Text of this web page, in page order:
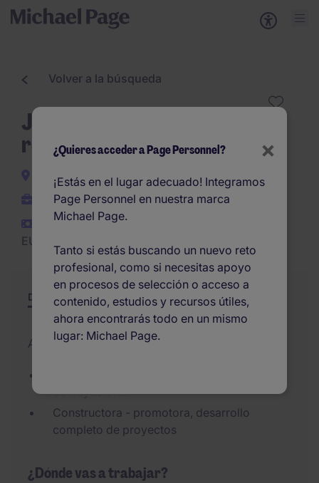
Volver a la búsqueda
Jefe de Produccion
residencial (h/m)
Madrid
Permanente
EUR35.000 -
EUR38.000 por año
Descripción Resumen Otras ofertas
Added 20/07/2026
de trayectoria
Constructora - promotora, desarrollo
completo de proyectos
¿Dónde vas a trabajar?
×
¿Quieres acceder a Page Personnel?
¡Estás en el lugar adecuado! Integramos
Page Personnel en nuestra marca
Michael Page.
Tanto si estás buscando un nuevo reto
profesional, como si necesitas apoyo
en procesos de selección o acceso a
contenido, estudios y recursos útiles,
ahora encontrarás todo en un mismo
lugar: Michael Page.